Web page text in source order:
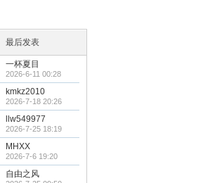
最后发表
一杯夏目
2026-6-11 00:28
kmkz2010
2026-7-18 20:26
llw549977
2026-7-25 18:19
MHXX
2026-7-6 19:20
自由之风